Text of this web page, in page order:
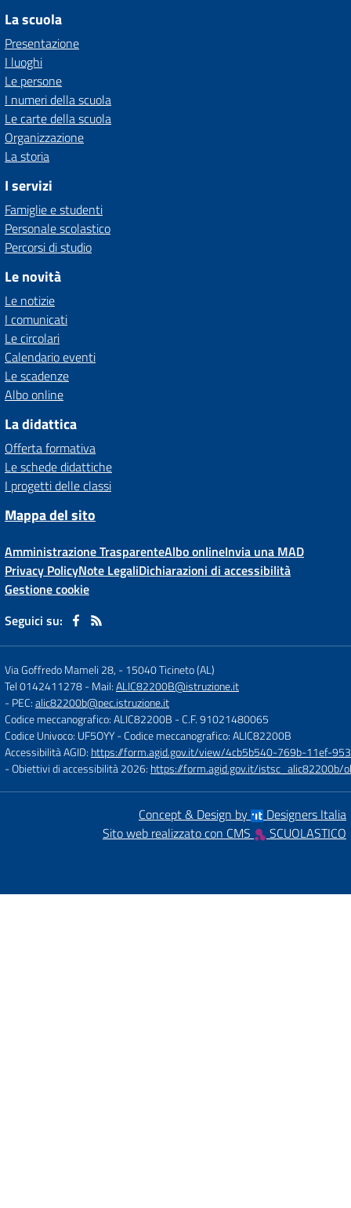
La scuola
Presentazione
I luoghi
Le persone
I numeri della scuola
Le carte della scuola
Organizzazione
La storia
I servizi
Famiglie e studenti
Personale scolastico
Percorsi di studio
Le novità
Le notizie
I comunicati
Le circolari
Calendario eventi
Le scadenze
Albo online
La didattica
Offerta formativa
Le schede didattiche
I progetti delle classi
Mappa del sito
Amministrazione TrasparenteAlbo onlineInvia una MAD
Privacy PolicyNote LegaliDichiarazioni di accessibilità
Gestione cookie
Seguici su:
Via Goffredo Mameli 28, -15040 Ticineto (AL)
Tel 0142411278- Mail:ALIC82200B@istruzione.it
- PEC:alic82200b@pec.istruzione.it
Codice meccanografico: ALIC82200B - C.F. 91021480065
Codice Univoco: UF5OYY- Codice meccanografico: ALIC82200B
Accessibilità AGID: https://form.agid.gov.it/view/4cb5b540-769b-11ef-
- Obiettivi di accessibilità 2026: https://form.agid.gov.it/
Concept & Design by
Designers Italia
Sito web realizzato con CMS
SCUOLASTICO